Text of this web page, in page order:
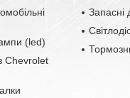
(led)
Chevrolet
Запасні